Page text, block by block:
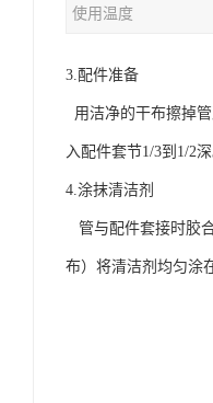
使用温度
3.配件准备
用洁净的干布擦掉
入配件套节1/3到1/2深
4.涂抹清洁剂
管与配件套接时胶
布）将清洁剂均匀涂